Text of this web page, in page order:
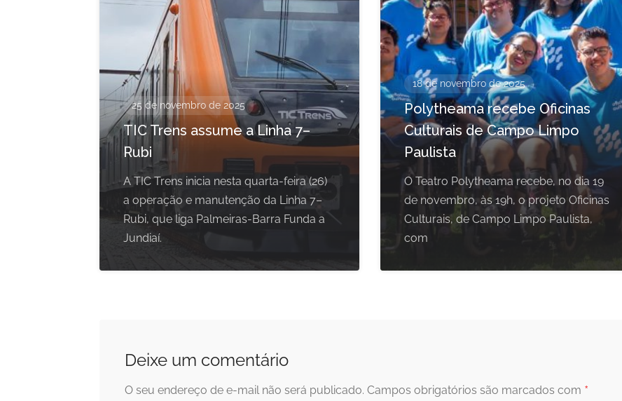
25 de novembro de 2025
TIC Trens assume a Linha 7–
Rubi
A TIC Trens inicia nesta quarta-feira (26)
a operação e manutenção da Linha 7–
Rubi, que liga Palmeiras-Barra Funda a
Jundiaí.
18 de novembro de 2025
Polytheama recebe Oficinas
Culturais de Campo Limpo
Paulista
O Teatro Polytheama recebe, no dia 19
de novembro, às 19h, o projeto Oficinas
Culturais, de Campo Limpo Paulista,
com
Deixe um comentário
O seu endereço de e-mail não será publicado. Campos obrigatórios são marcados com *